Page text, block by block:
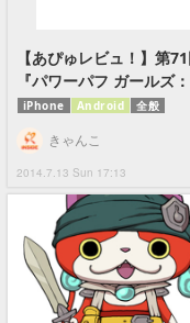
【あぴゅレビュ！】第
『パワーパフ ガールズ
iPhone Android 全般
2014.7.13 Sun 17:13
きゃんこ